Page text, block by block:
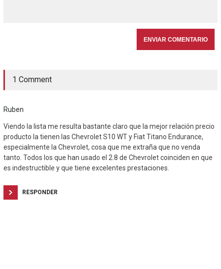
1 Comment
Ruben
Viendo la lista me resulta bastante claro que la mejor relación precio
producto la tienen las Chevrolet S10 WT y Fiat Titano Endurance,
especialmente la Chevrolet, cosa que me extraña que no venda
tanto. Todos los que han usado el 2.8 de Chevrolet coinciden en que
es indestructible y que tiene excelentes prestaciones.
RESPONDER